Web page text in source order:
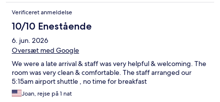
Verificeret anmeldelse
10/10 Enestående
6. jun. 2026
Oversæt med Google
We were a late arrival & staff was very helpful & welcoming. The
room was very clean & comfortable. The staff arranged our
5:15am airport shuttle , no time for breakfast
Joan, rejse på 1 nat